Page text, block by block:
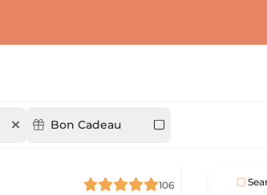
Bon Cadeau
106